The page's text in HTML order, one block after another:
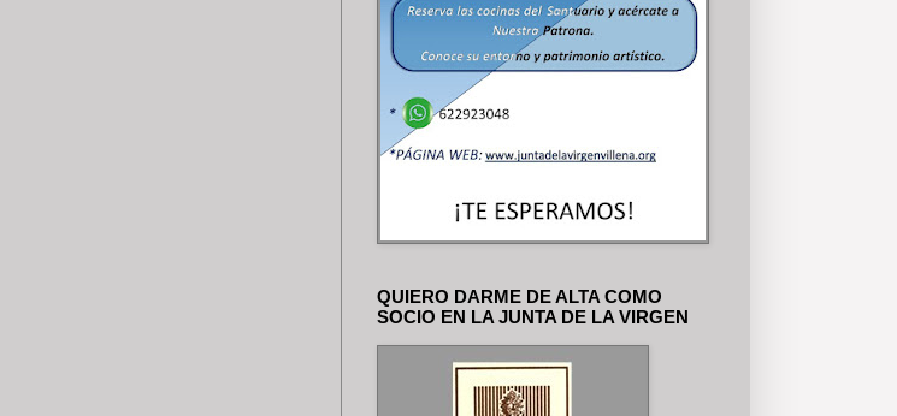
QUIERO DARME DE ALTA COMO
SOCIO EN LA JUNTA DE LA VIRGEN